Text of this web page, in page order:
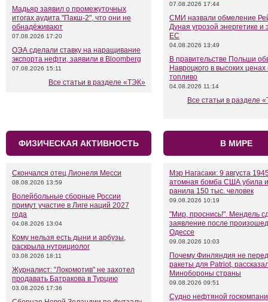
Мадьяр заявил о промежуточных
итогах аудита "Пакш-2", что они не
обнадёживают
07.08.2026 17:20
ОЭА сделали ставку на наращивание
экспорта нефти, заявили в Bloomberg
07.08.2026 15:11
Все статьи в разделе «ТЭК»
07.08.2026 17:44
СМИ назвали обмеление
Дуная угрозой энергетике и
ЕС
04.08.2026 13:49
В правительстве Польши
Навроцкого в высоких ценах
топливо
04.08.2026 11:14
Все статьи в разделе
ФИЗИЧЕСКАЯ АКТИВНОСТЬ
Скончался отец Лионеля Месси
08.08.2026 13:59
Волейбольные сборные России
примут участие в Лиге наций 2027
года
04.08.2026 13:04
Кому нельзя есть дыни и арбузы,
раскрыла нутрициолог
03.08.2026 18:11
Журналист: "Локомотив" не захотел
продавать Батракова в Турцию
03.08.2026 17:36
В МИРЕ
Мэр Нагасаки: 9 августа
атомная бомба США убила
ранила 150 тыс. человек
09.08.2026 10:19
"Мир, проснись!". Мендель
заявление после
Одессе
09.08.2026 10:03
Почему Финляндия не
ракеты для Patriot,
Минобороны страны
09.08.2026 09:51
Судно нефтяной